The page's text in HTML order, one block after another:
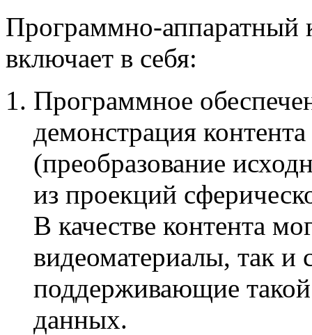
Программно-аппаратный
включает в себя:
Программное
демонстрация
(преобразование
из проекций
В качестве контента
видеоматериалы, так
поддерживающие
данных.